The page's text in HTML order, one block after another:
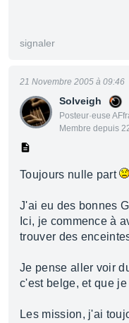
signaler
Solveigh
Posteur·euse
Membre depuis
21 Novembre 2005 à 09:46
Toujours nulle part
J'ai eu des bonnes
Ici, je commence à
trouver des
Je pense aller voir
c'est belge, et que
Les mission, j'ai